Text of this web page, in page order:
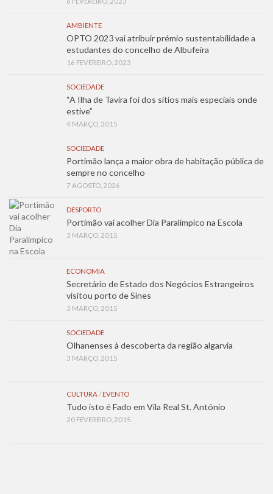
AMBIENTE
OPTO 2023 vai atribuir prémio sustentabilidade a
estudantes do concelho de Albufeira
16 FEVEREIRO, 2023
SOCIEDADE
“A Ilha de Tavira foi dos sítios mais especiais onde
estive”
4 MARÇO, 2015
SOCIEDADE
Portimão lança a maior obra de habitação pública de
sempre no concelho
7 AGOSTO, 2026
DESPORTO
Portimão vai acolher Dia Paralímpico na Escola
3 MARÇO, 2015
ECONOMIA
Secretário de Estado dos Negócios Estrangeiros
visitou porto de Sines
3 MARÇO, 2015
SOCIEDADE
Olhanenses à descoberta da região algarvia
3 MARÇO, 2015
CULTURA/ EVENTO
Tudo isto é Fado em Vila Real St. António
20 FEVEREIRO, 2015